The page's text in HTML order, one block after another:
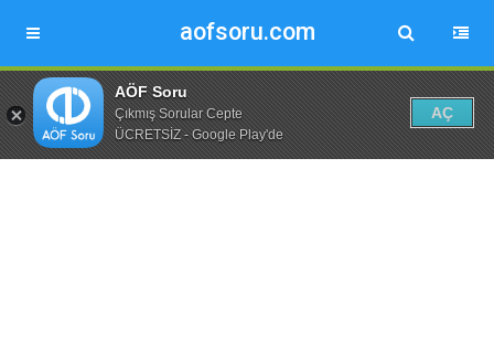
aofsoru.com
AÖF Soru
Çıkmış Sorular Cepte
ÜCRETSİZ - Google Play'de
AÇ